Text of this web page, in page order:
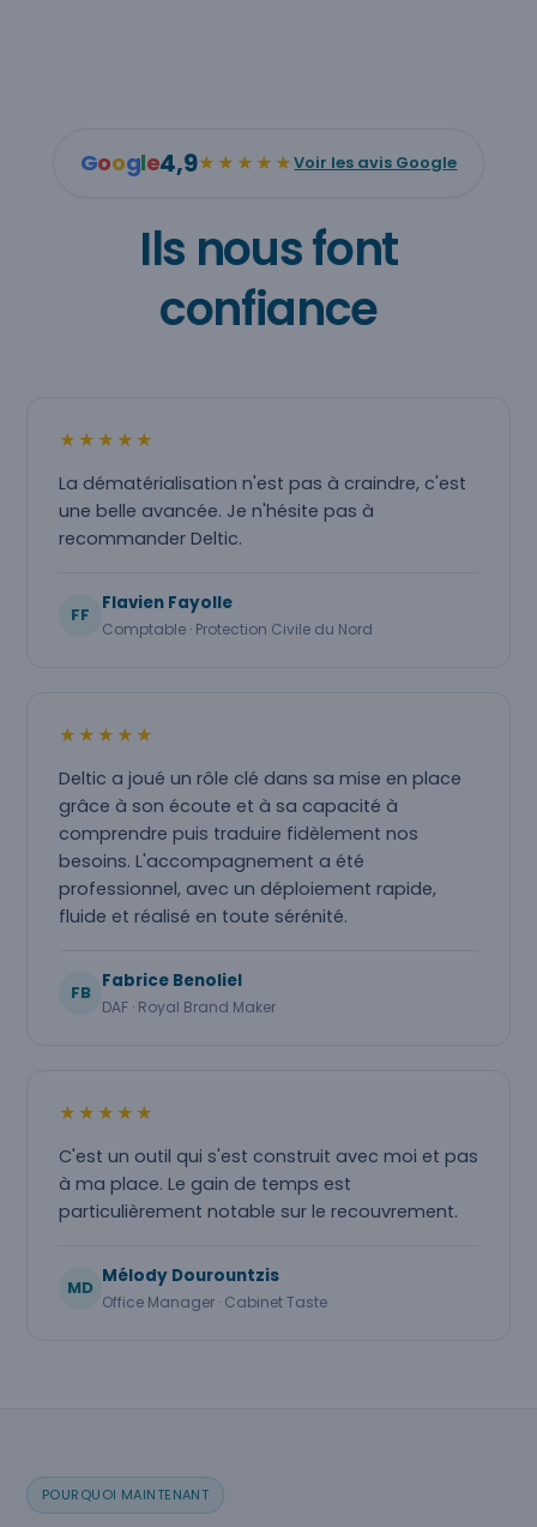
Google4,9★★★★★Voir les avis Google
Ils nous font
confiance
★★★★★
La dématérialisation n'est pas à craindre, c'est
une belle avancée. Je n'hésite pas à
recommander Deltic.
FF
Flavien Fayolle
Comptable · Protection Civile du Nord
★★★★★
Deltic a joué un rôle clé dans sa mise en place
grâce à son écoute et à sa capacité à
comprendre puis traduire fidèlement nos
besoins. L'accompagnement a été
professionnel, avec un déploiement rapide,
fluide et réalisé en toute sérénité.
FB
Fabrice Benoliel
DAF · Royal Brand Maker
★★★★★
C'est un outil qui s'est construit avec moi et pas
à ma place. Le gain de temps est
particulièrement notable sur le recouvrement.
MD
Mélody Dourountzis
Office Manager · Cabinet Taste
POURQUOI MAINTENANT